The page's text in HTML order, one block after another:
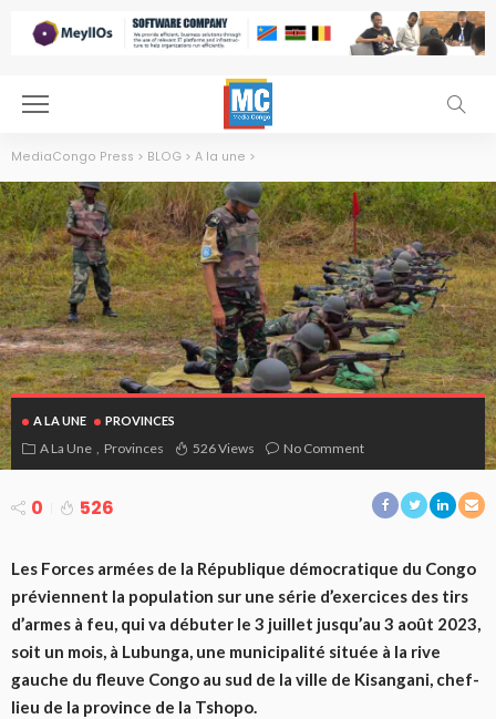
MediaCongo Press > BLOG > A la une >
A LA UNE PROVINCES
A La Une Provinces 526 Views No Comment
0 526
Les Forces armées de la République démocratique du Congo
préviennent la population sur une série d’exercices des tirs
d’armes à feu, qui va débuter le 3 juillet jusqu’au 3 août 2023,
soit un mois, à Lubunga, une municipalité située à la rive
gauche du fleuve Congo au sud de la ville de Kisangani, chef-
lieu de la province de la Tshopo.